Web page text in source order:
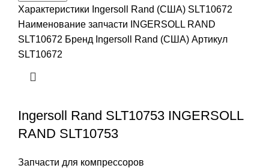
Характеристики Ingersoll Rand (США) SLT10672
Наименование запчасти INGERSOLL RAND
SLT10672 Бренд Ingersoll Rand (США) Артикул
SLT10672
Ingersoll Rand SLT10753 INGERSOLL
RAND SLT10753
Запчасти для компрессоров